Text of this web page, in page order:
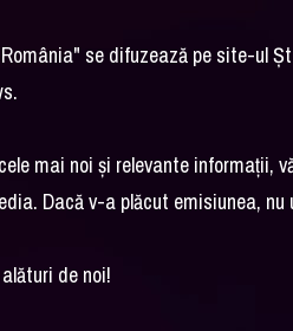
se difuzează pe site-ul
mai noi și relevante informații,
Dacă v-a plăcut emisiunea,
de noi!